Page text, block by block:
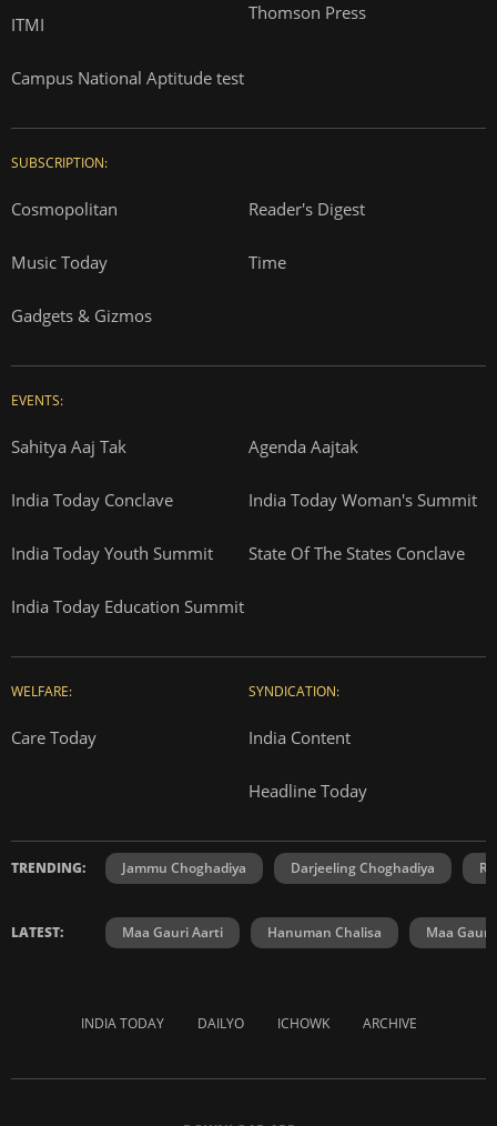
ITMI
Campus National Aptitude test
Thomson Press
SUBSCRIPTION:
Cosmopolitan Reader's Digest
Music Today Time
Gadgets & Gizmos
EVENTS:
Sahitya Aaj Tak Agenda Aajtak
India Today Conclave India Today Woman's Summit
India Today Youth Summit State Of The States Conclave
India Today Education Summit
WELFARE:
Care Today
SYNDICATION:
India Content
Headline Today
TRENDING: Jammu Choghadiya Darjeeling Choghadiya
LATEST: Maa Gauri Aarti Hanuman Chalisa Maa Gauri
INDIA TODAY DAILYO ICHOWK ARCHIVE